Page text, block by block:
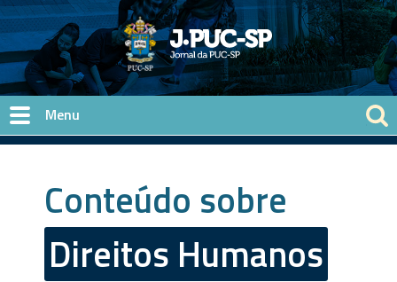
Pular para o conteúdo principal
Conteúdo sobre
Direitos Humanos